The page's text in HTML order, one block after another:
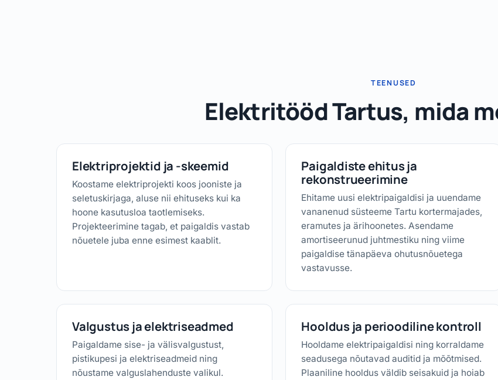
TEENUSED
Elektritööd Tartus, mida
Elektriprojektid ja -skeemid
Koostame elektriprojekti koos jooniste ja
seletuskirjaga, aluse nii ehituseks kui ka
hoone kasutusloa taotlemiseks.
Projekteerimine tagab, et paigaldis vastab
nõuetele juba enne esimest kaablit.
Paigaldiste ehitus ja
rekonstrueerimine
Ehitame uusi elektripaigaldisi ja uuendame
vananenud süsteeme Tartu kortermajades,
eramutes ja ärihoonetes. Asendame
amortiseerunud juhtmestiku ning viime
paigaldise tänapäeva ohutusnõuetega
vastavusse.
Valgustus ja elektriseadmed
Paigaldame sise- ja välisvalgustust,
pistikupesi ja elektriseadmeid ning
nõustame valguslahenduste valikul.
Hooldus ja perioodiline kontroll
Hooldame elektripaigaldisi ning korraldame
seadusega nõutavad auditid ja mõõtmised.
Plaaniline hooldus väldib seisakuid ja hoiab